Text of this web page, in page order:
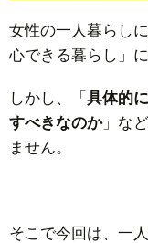
女性の一人暮らし
心できる暮らし」
しかし、「 具体的
すべきなのか」な
ません。
そこで今回は、一